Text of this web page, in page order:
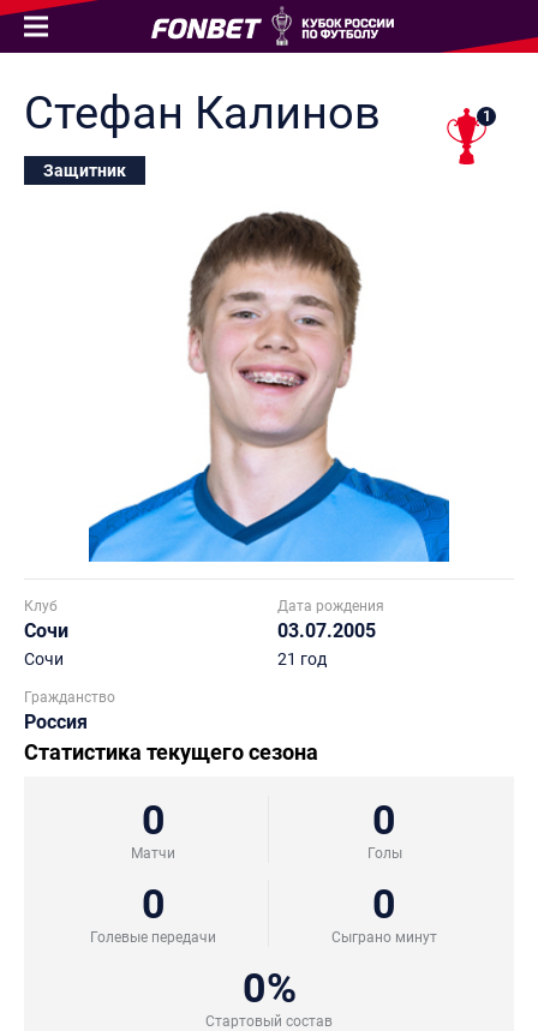
Стефан Калинов 1
Защитник
Клуб
Сочи
Сочи
Дата рождения
03.07.2005
21 год
Гражданство
Россия
Статистика текущего сезона
0
Матчи
0
Голы
0
Голевые передачи
0
Сыграно минут
0%
Стартовый состав